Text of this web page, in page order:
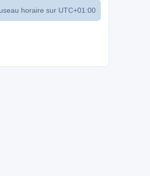
horaire sur UTC+01:00